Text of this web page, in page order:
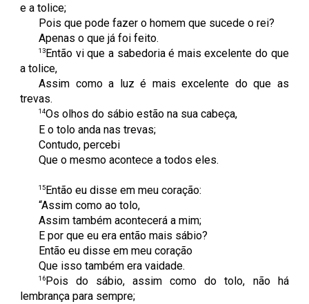
e a tolice;
Pois que pode fazer o homem que sucede o rei?
Apenas o que já foi feito.
13 Então vi que a sabedoria é mais excelente do que
a tolice,
Assim como a luz é mais excelente do que as
trevas.
14Os olhos do sábio estão na sua cabeça,
E o tolo anda nas trevas;
Contudo, percebi
Que o mesmo acontece a todos eles.
15Então eu disse em meu coração:
“Assim como ao tolo,
Assim também acontecerá a mim;
E por que eu era então mais sábio?
Então eu disse em meu coração
Que isso também era vaidade.
16 Pois do sábio, assim como do tolo, não há
lembrança para sempre;